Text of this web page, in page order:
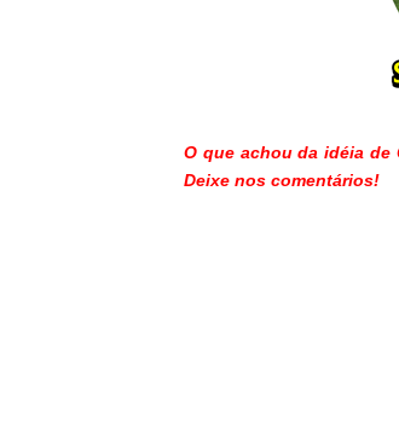
O que achou da idéia
Deixe nos comentários!